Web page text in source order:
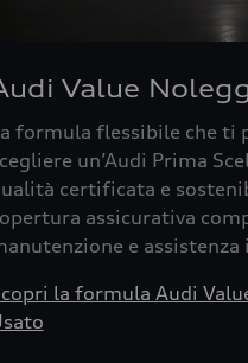
Value
formula flessibile che ti
un’Audi Prima
certificata e
assicurativa
e assistenza
la formula Audi